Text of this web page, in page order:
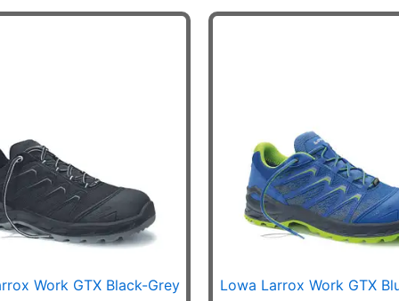
Work GTX Black-Grey
Lowa Larrox Work GTX